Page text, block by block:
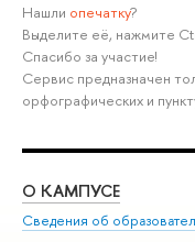
Нашли опечатку?
Выделите её, нажмите
Спасибо за участие!
Сервис предназначен
орфографических и
О КАМПУСЕ
Сведения об